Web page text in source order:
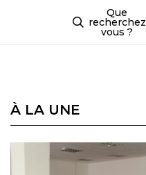
Que
recherchez
vous ?
À LA UNE